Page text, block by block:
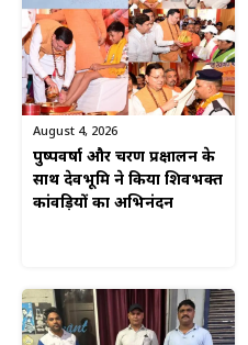
August 4, 2026
पुष्पवर्षा और चरण प्रक्षालन के
साथ देवभूमि ने किया शिवभक्त
कांवड़ियों का अभिनंदन